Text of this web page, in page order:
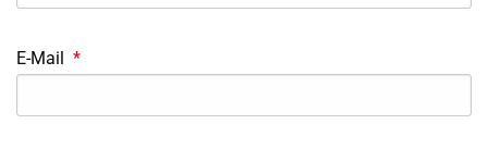
E-Mail *